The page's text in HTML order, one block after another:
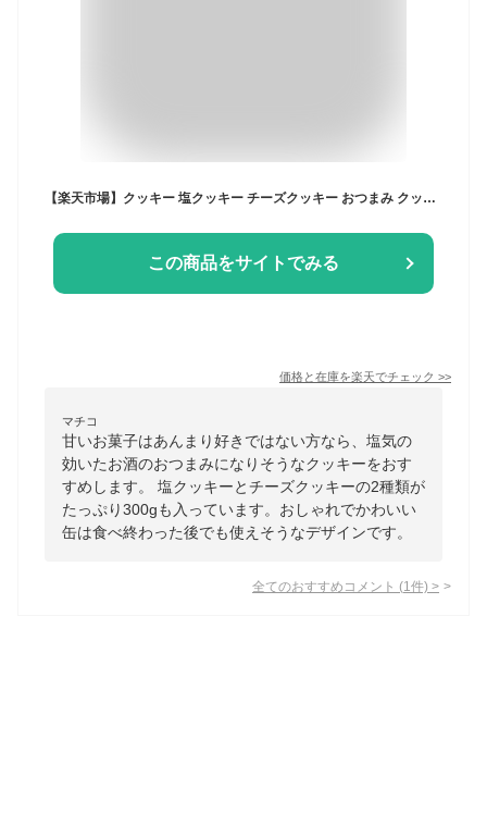
【楽天市場】クッキー 塩クッキー チーズクッキー おつまみ クッキー缶 誕生日 母の日 2024 ギフト 誕生日プレゼント 2種類セット かわいい 缶入り 卵不使用 塩味 詰め合わせ おしゃれ 焼き菓子 送料無料 お取り寄せ スイーツ ランキング ビスケット サブレ バター 人気 実用的：わらいみらい ありがとうの贈り物
この商品をサイトでみる
価格と在庫を楽天でチェック >>
マチコ
甘いお菓子はあんまり好きではない方なら、塩気の
効いたお酒のおつまみになりそうなクッキーをおす
すめします。 塩クッキーとチーズクッキーの2種類が
たっぷり300gも入っています。おしゃれでかわいい
缶は食べ終わった後でも使えそうなデザインです。
全てのおすすめコメント (1 件) >